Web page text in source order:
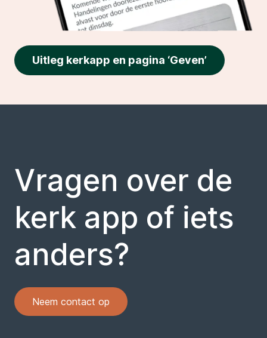
Uitleg kerkapp en pagina ‘Geven’
Vragen over de
kerk app of iets
anders?
Neem contact op